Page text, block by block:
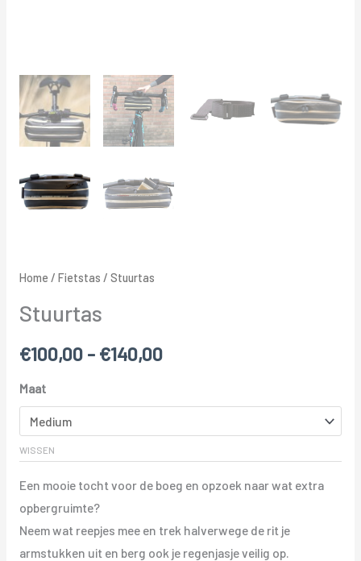
Home / Fietstas / Stuurtas
Stuurtas
€100,00 - €140,00
Maat
WISSEN
Een mooie tocht voor de boeg en opzoek naar wat extra
opbergruimte?
Neem wat reepjes mee en trek halverwege de rit je
armstukken uit en berg ook je regenjasje veilig op.